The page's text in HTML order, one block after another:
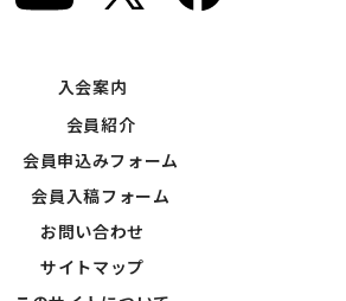
入会案内
会員紹介
会員申込みフォーム
会員入稿フォーム
お問い合わせ
サイトマップ